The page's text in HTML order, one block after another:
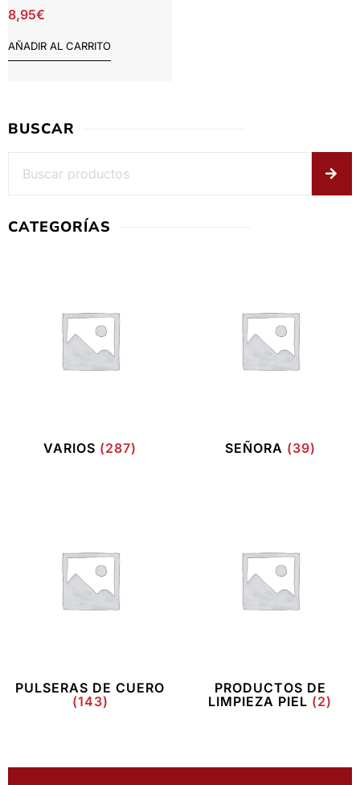
8,95€
AÑADIR AL CARRITO
BUSCAR
CATEGORÍAS
VARIOS (287) SEÑORA (39)
PULSERAS DE CUERO
(143)
PRODUCTOS DE
LIMPIEZA PIEL (2)